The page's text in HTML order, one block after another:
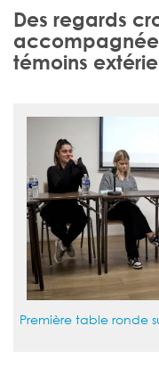
Des regards
témoins
Première table ronde